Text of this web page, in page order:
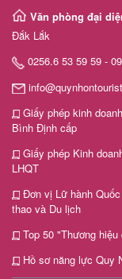
Văn phòng đại
Đắk Lắk
0256.6 53 59 59 -
Giấy phép kinh
Bình Định cấp
Giấy phép Kinh
LHQT
Đơn vị Lữ hành
thao và Du lịch
Top 50 "Thương
Hồ sơ năng lực Quy